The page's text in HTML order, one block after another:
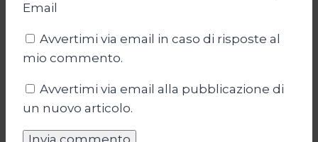
Email
Avvertimi via email in caso di risposte al
mio commento.
Avvertimi via email alla pubblicazione di
un nuovo articolo.